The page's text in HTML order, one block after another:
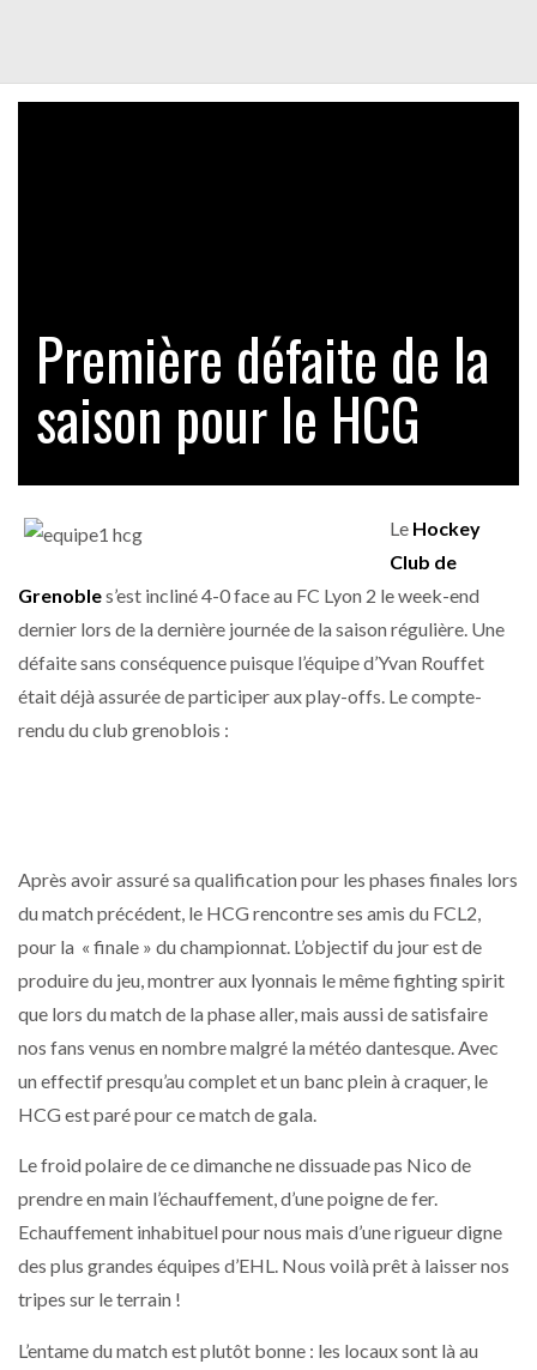
Première défaite de la
saison pour le HCG
Le Hockey
Club de
Grenobles’est incliné 4-0 face au FC Lyon 2 le week-end
dernier lors de la dernière journée de la saison régulière. Une
défaite sans conséquence puisque l’équipe d’Yvan Rouffet
était déjà assurée de participer aux play-offs. Le compte-
rendu du club grenoblois :
Après avoir assuré sa qualification pour les phases finales lors
du match précédent, le HCG rencontre ses amis du FCL2,
pour la « finale » du championnat. L’objectif du jour est de
produire du jeu, montrer aux lyonnais le même fighting spirit
que lors du match de la phase aller, mais aussi de satisfaire
nos fans venus en nombre malgré la météo dantesque. Avec
un effectif presqu’au complet et un banc plein à craquer, le
HCG est paré pour ce match de gala.
Le froid polaire de ce dimanche ne dissuade pas Nico de
prendre en main l’échauffement, d’une poigne de fer.
Echauffement inhabituel pour nous mais d’une rigueur digne
des plus grandes équipes d’EHL. Nous voilà prêt à laisser nos
tripes sur le terrain !
L’entame du match est plutôt bonne : les locaux sont là au